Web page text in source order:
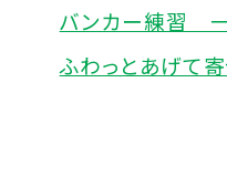
バンカー練習
ふわっとあげて